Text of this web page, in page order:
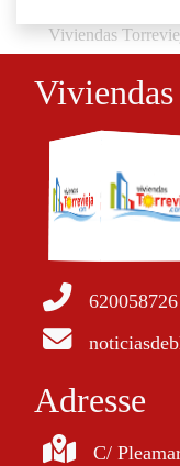
Viviendas
620058726
Adresse
C/